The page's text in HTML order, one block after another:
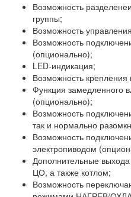
Возможность
группы;
Возможность
Возможность
(опционально);
LED-индикация;
Возможность крепления
Функция замедленного
(опционально);
Возможность
так и нормально
Возможность
электропиводом
Дополнительные
ЦО, а также котлом;
Возможность